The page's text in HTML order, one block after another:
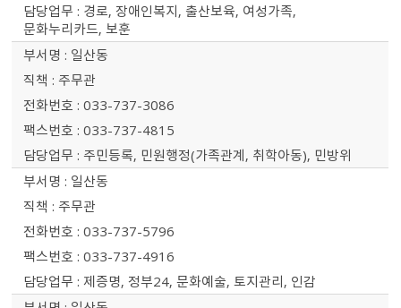
경로, 장애인복지, 출산보육, 여성가족,
문화누리카드, 보훈
일산동
주무관
033-737-3086
033-737-4815
주민등록, 민원행정(가족관계, 취학아동), 민방위
일산동
주무관
033-737-5796
033-737-4916
제증명, 정부24, 문화예술, 토지관리, 인감